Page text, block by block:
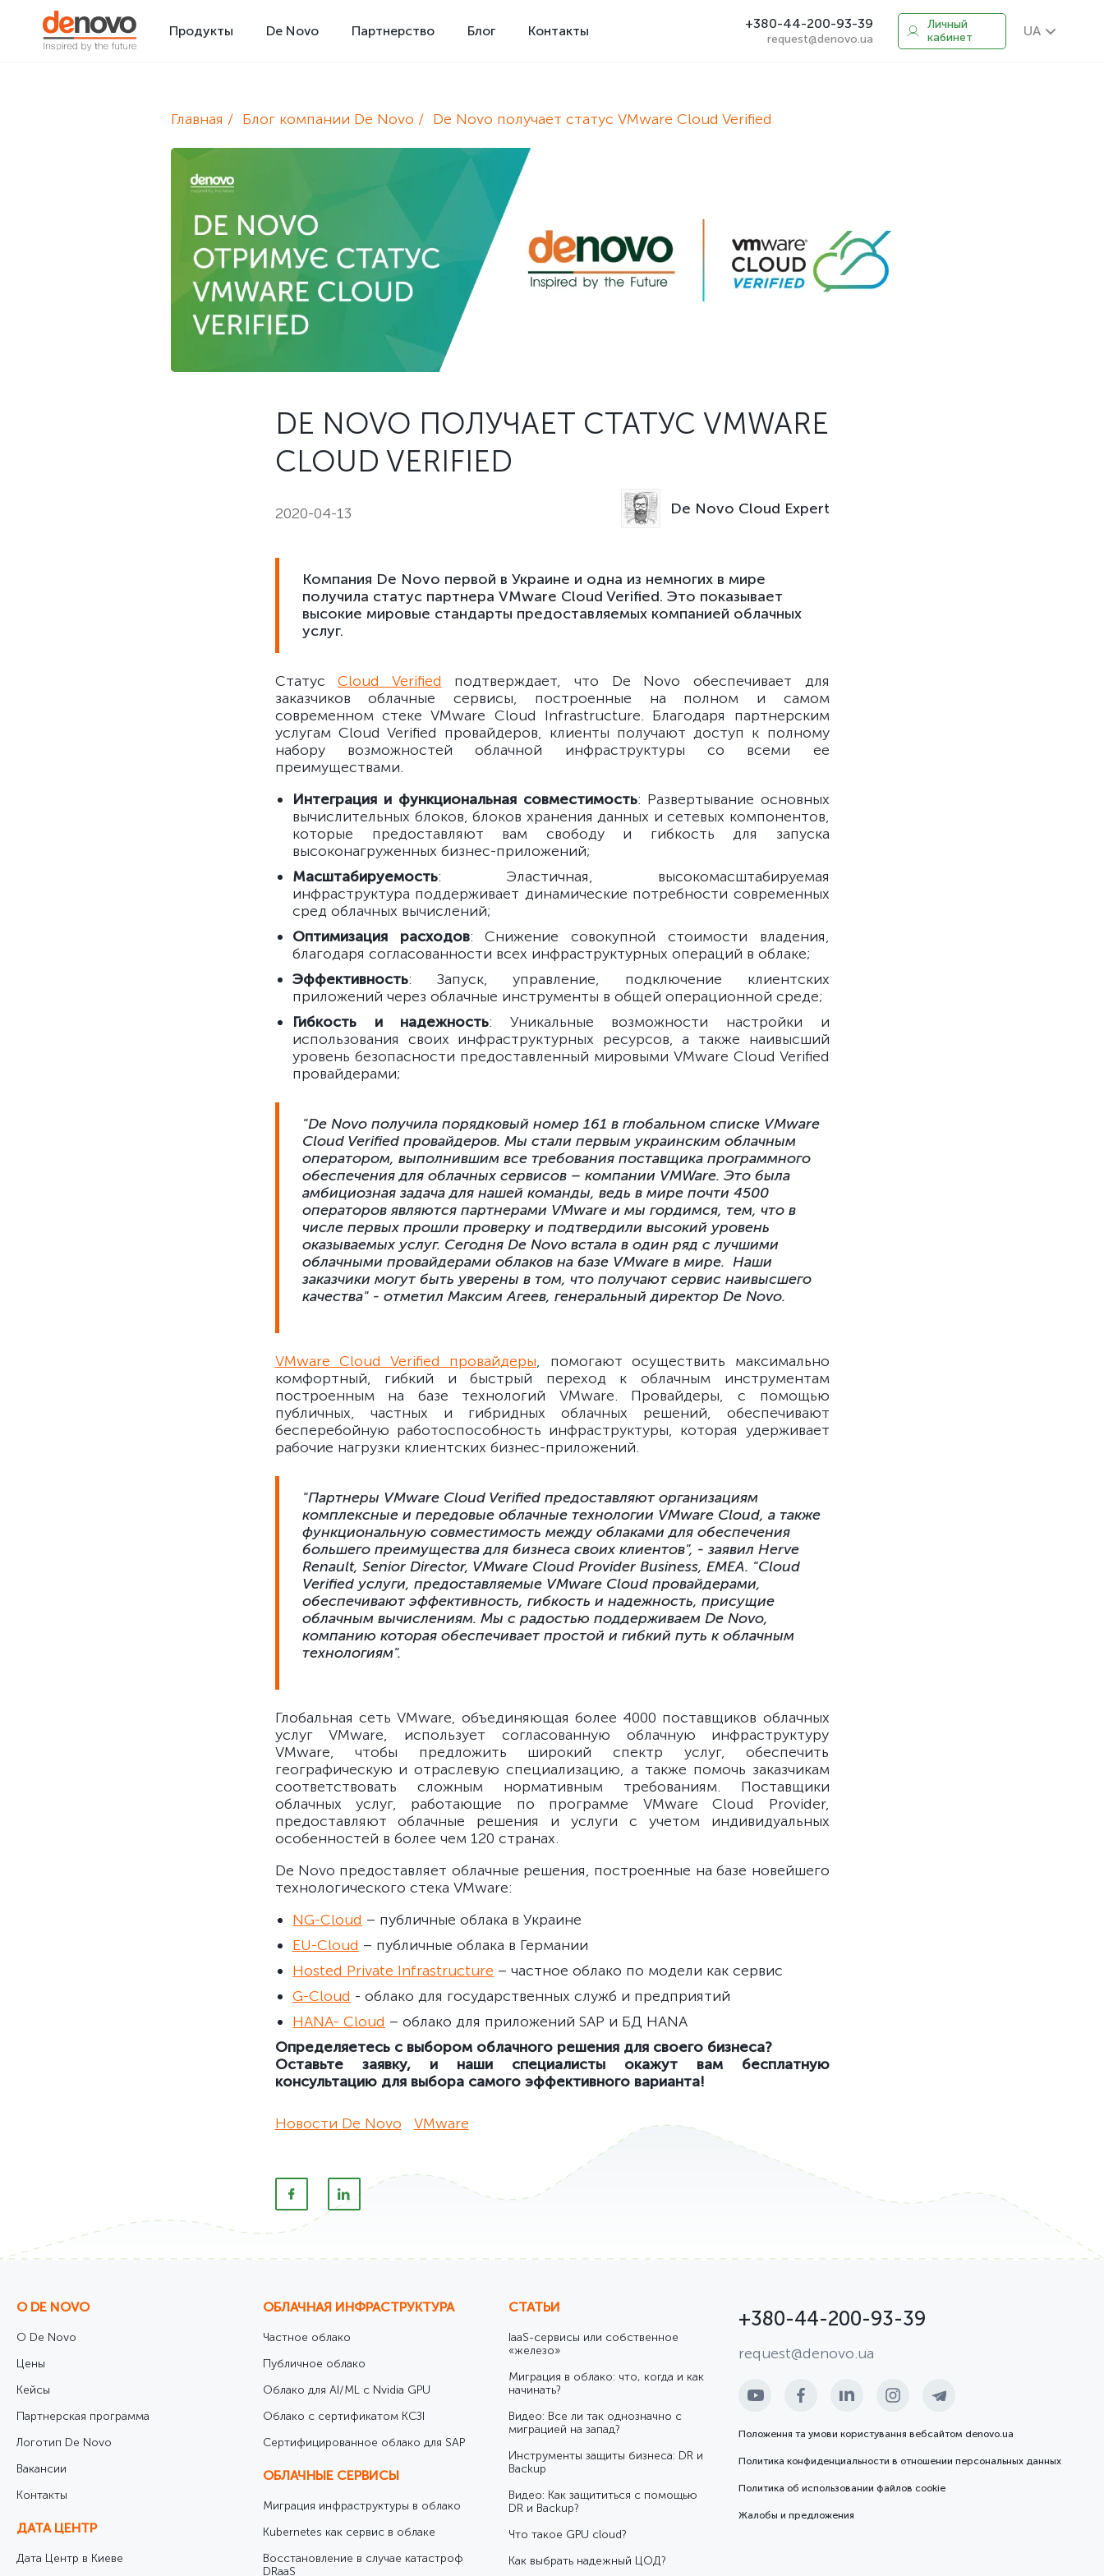
Продукты De Novo Партнерство Блог Контакты +380-44-200-93-39
request@denovo.ua
Личный
кабинет
UA
Главная Блог компании De Novo De Novo получает статус VMware Cloud Verified
DE NOVO ПОЛУЧАЕТ СТАТУС VMWARE
CLOUD VERIFIED
2020-04-13 De Novo Cloud Expert
Компания De Novo первой в Украине и одна из немногих в мире
получила статус партнера VMware Cloud Verified. Это показывает
высокие мировые стандарты предоставляемых компанией облачных
услуг.
СтатусCloud Verified подтверждает, что De Novo обеспечивает для
заказчиков облачные сервисы, построенные на полном и самом
современном стеке VMware Cloud Infrastructure. Благодаря партнерским
услугам Cloud Verified провайдеров, клиенты получают доступ к полному
набору возможностей облачной инфраструктуры со всеми ее
преимуществами.
Интеграция и функциональная совместимость: Развертывание основных
вычислительных блоков, блоков хранения данных и сетевых компонентов,
которые предоставляют вам свободу и гибкость для запуска
высоконагруженных бизнес-приложений;
Масштабируемость: Эластичная, высокомасштабируемая
инфраструктура поддерживает динамические потребности современных
сред облачных вычислений;
Оптимизация расходов: Снижение совокупной стоимости владения,
благодаря согласованности всех инфраструктурных операций в облаке;
Эффективность: Запуск, управление, подключение клиентских
приложений через облачные инструменты в общей операционной среде;
Гибкость и надежность: Уникальные возможности настройки и
использования своих инфраструктурных ресурсов, а также наивысший
уровень безопасности предоставленный мировыми VMware Cloud Verified
провайдерами;
"De Novo получила порядковый номер 161 в глобальном списке VMware
Cloud Verified провайдеров. Мы стали первым украинским облачным
оператором, выполнившим все требования поставщика программного
обеспечения для облачных сервисов – компании VMWare. Это была
амбициозная задача для нашей команды, ведь в мире почти 4500
операторов являются партнерами VMware и мы гордимся, тем, что в
числе первых прошли проверку и подтвердили высокий уровень
оказываемых услуг. Сегодня De Novo встала в один ряд с лучшими
облачными провайдерами облаков на базе VMware в мире. Наши
заказчики могут быть уверены в том, что получают сервис наивысшего
качества" - отметил Максим Агеев, генеральный директор De Novo.
VMware Cloud Verified провайдеры, помогают осуществить максимально
комфортный, гибкий и быстрый переход к облачным инструментам
построенным на базе технологий VMware. Провайдеры, с помощью
публичных, частных и гибридных облачных решений, обеспечивают
бесперебойную работоспособность инфраструктуры, которая удерживает
рабочие нагрузки клиентских бизнес-приложений.
"Партнеры VMware Cloud Verified предоставляют организациям
комплексные и передовые облачные технологии VMware Cloud, а также
функциональную совместимость между облаками для обеспечения
большего преимущества для бизнеса своих клиентов", - заявил Herve
Renault, Senior Director, VMware Cloud Provider Business, EMEA. "Cloud
Verified услуги, предоставляемые VMware Cloud провайдерами,
обеспечивают эффективность, гибкость и надежность, присущие
облачным вычислениям. Мы с радостью поддерживаем De Novo,
компанию которая обеспечивает простой и гибкий путь к облачным
технологиям".
Глобальная сеть VMware, объединяющая более 4000 поставщиков облачных
услуг VMware, использует согласованную облачную инфраструктуру
VMware, чтобы предложить широкий спектр услуг, обеспечить
географическую и отраслевую специализацию, а также помочь заказчикам
соответствовать сложным нормативным требованиям. Поставщики
облачных услуг, работающие по программе VMware Cloud Provider,
предоставляют облачные решения и услуги с учетом индивидуальных
особенностей в более чем 120 странах.
De Novo предоставляет облачные решения, построенные на базе новейшего
технологического стека VMware:
NG-Cloud – публичные облака в Украине
EU-Cloud – публичные облака в Германии
Hosted Private Infrastructure – частное облако по модели как сервис
G-Cloud - облако для государственных служб и предприятий
HANA- Cloud – облако для приложений SAP и БД HANA
Определяетесь с выбором облачного решения для своего бизнеса?
Оставьте заявку, и наши специалисты окажут вам бесплатную
консультацию для выбора самого эффективного варианта!
Новости De Novo VMware
О DE NOVO
О De Novo
Цены
Кейсы
Партнерская программа
Логотип De Novo
Вакансии
Контакты
ДАТА ЦЕНТР
Дата Центр в Киеве
ОБЛАЧНАЯ ИНФРАСТРУКТУРА
Частное облако
Публичное облако
Облако для AI/ML с Nvidia GPU
Облако с сертификатом КСЗІ
Cертифицированное облако для SAP
ОБЛАЧНЫЕ СЕРВИСЫ
Миграция инфраструктуры в облако
Kubernetes как сервис в облаке
Восстановление в случае катастроф
DRaaS
СТАТЬИ
IaaS-сервисы или собственное
«железо»
Миграция в облако: что, когда и как
начинать?
Видео: Все ли так однозначно с
миграцией на запад?
Инструменты защиты бизнеса: DR и
Backup
Видео: Как защититься с помощью
DR и Backup?
Что такое GPU cloud?
Как выбрать надежный ЦОД?
+380-44-200-93-39
request@denovo.ua
Положення та умови користування вебсайтом denovo.ua
Политика конфиденциальности в отношении персональных данных
Политика об использовании файлов cookie
Жалобы и предложения